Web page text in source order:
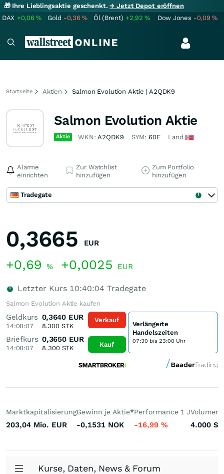
🎁 Ihre Lieblingsaktie geschenkt.→ Jetzt Depot eröffnen
DAX +0,06% Gold -0,36% Öl (Brent) +2,92% Dow Jones -0,09%
Startseite Aktien Salmon Evolution Aktie | A2QDK9
Salmon Evolution Aktie
Aktie WKN:A2QDK9 SYM: 60E Land
Alarme
einrichten
Zur Watchlist
hinzufügen
Zum Portfolio
hinzufügen
Tradegate
0,3665 EUR
+0,69 % +0,0025 EUR
Letzter Kurs 10:40:04 Tradegate
Salmon Evolution Aktie kaufen
Geldkurs
14:08:07
0,3640 EUR
8.300STK
Briefkurs
14:08:07
0,3650 EUR
8.300STK
Verkauf
Kauf
Verlängerte
Handelszeiten
07:30 bis 23:00 Uhr
Marktkapitalisierung
203,04 Mio. EUR
Gewinn je Aktie*
-0,1531 NOK
Performance 1 J
-16,99 %
Volumen
4.000 St.
Kurse, Daten, News & Forum